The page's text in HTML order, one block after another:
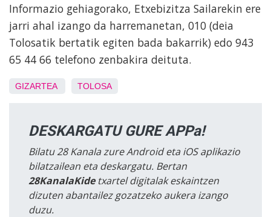
Informazio gehiagorako, Etxebizitza Sailarekin ere
jarri ahal izango da harremanetan, 010 (deia
Tolosatik bertatik egiten bada bakarrik) edo 943
65 44 66 telefono zenbakira deituta.
GIZARTEA TOLOSA
DESKARGATU GURE APPa!
Bilatu 28 Kanala zure Android eta iOS aplikazio
bilatzailean eta deskargatu. Bertan
28KanalaKidetxartel digitalak eskaintzen
dizuten abantailez gozatzeko aukera izango
duzu.